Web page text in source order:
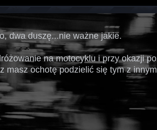
dwa duszę...nie ważne jakie.
na motocyklu i przy okazji
masz ochotę podzielić się tym z